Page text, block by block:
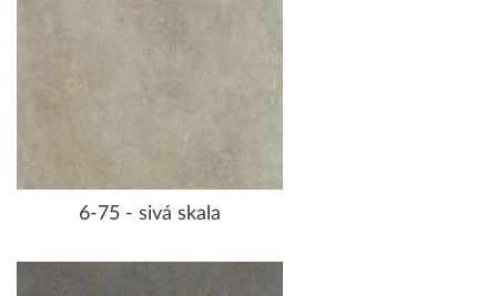
6-75 - sivá skala